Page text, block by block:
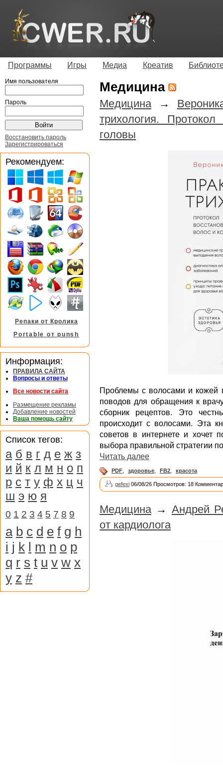
Программы Игры Медиа Креатив
Медицина
Медицина →
трихология.
головы
Проблемы с волосами и кожей
поводов для обращения к
сборник рецептов. Это
происходит с волосами. Эта
советов в интернете и хочет
выбора правильной стратегии
Читать далее
PDF здоровье FB2 красота
gefexi 06/08/26 Просмотров: 18
Медицина → Андрей
от кардиолога
Имя пользователя
Пароль
Восстановить пароль
Зарегистрироваться
Рекомендуем:
Репаки от Кролика
Portable от punsh
Информация:
ПРАВИЛА САЙТА
Вопросы и ответы
Все новости сайта
Размещение рекламы
Добавление новостей
Ваша помощь сайту
Список тегов:
а б в г д е ж з
и й к л м н о п
р с т у ф х ц ч
ш э ю я
0 1 2 3 4 5 7 8 9
a b c d e f g h
i j k l m n o p
q r s t u v w x
y z #